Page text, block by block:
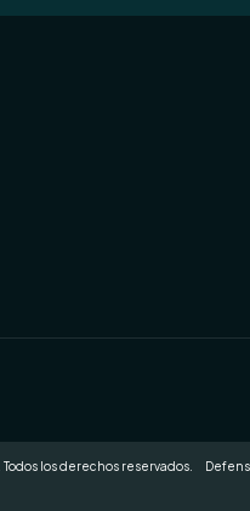
los derechos reservados.